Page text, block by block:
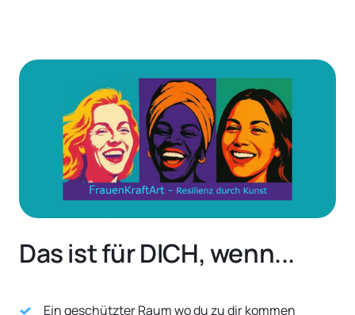
Das ist für DICH, wenn...
Ein geschützter Raum wo du zu dir kommen